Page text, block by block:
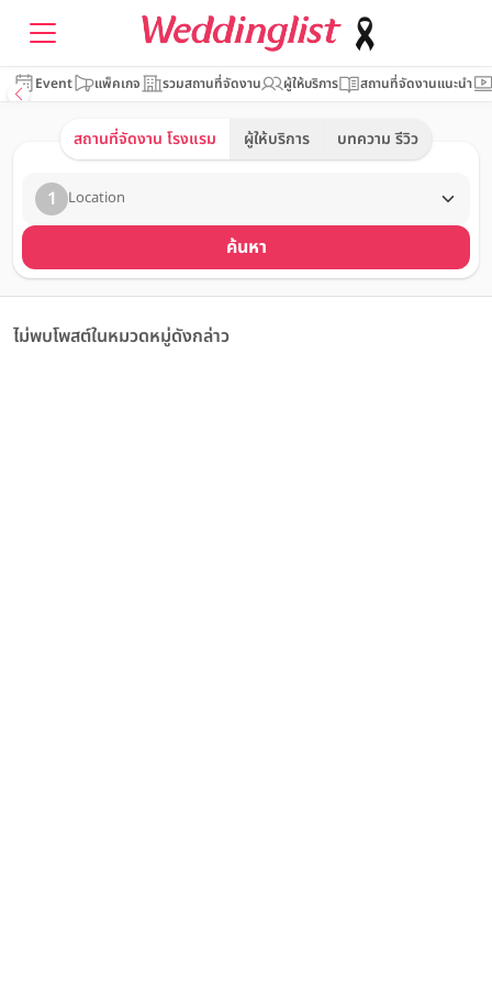
Event แพ็คเกจ รวมสถานที่จัดงาน ผู้ให้บริการ สถานที่จัดงานแนะนำ
สถานที่จัดงาน โรงแรม ผู้ให้บริการ บทความ รีวิว
1 Location
ค้นหา
ไม่พบโพสต์ในหมวดหมู่ดังกล่าว